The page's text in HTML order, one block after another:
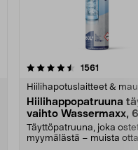
1561
Hiilihapotuslaitteet &
Hiilihappopatruuna
vaihto Wassermaxx,
Täyttöpatruuna, joka
myymälästä – muista
4.5viidestä